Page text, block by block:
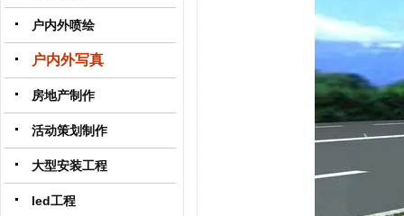
户内外喷绘
户内外写真
房地产制作
活动策划制作
大型安装工程
led工程